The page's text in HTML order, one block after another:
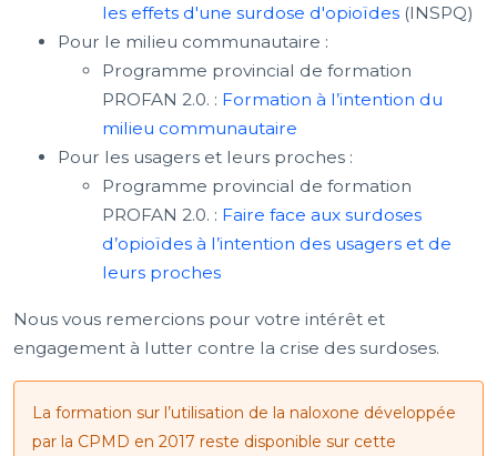
les effets d'une surdose d'opioïdes (INSPQ)
Pour le milieu communautaire :
Programme provincial de formation
PROFAN 2.0. : Formation à l’intention du
milieu communautaire
Pour les usagers et leurs proches :
Programme provincial de formation
PROFAN 2.0. : Faire face aux surdoses
d’opioïdes à l’intention des usagers et de
leurs proches
Nous vous remercions pour votre intérêt et
engagement à lutter contre la crise des surdoses.
La formation sur l’utilisation de la naloxone développée
par la CPMD en 2017 reste disponible sur cette